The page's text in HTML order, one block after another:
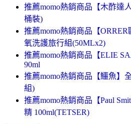
推薦momo熱銷商品【木酢達
桶裝)
推薦momo熱銷商品【
氧洗護旅行組(50MLx2)
推薦momo熱銷商品【ELIE
90ml
推薦momo熱銷商品【鱷魚】
組)
推薦momo熱銷商品【Paul
精 100ml(TETSER)